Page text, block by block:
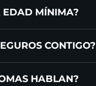
EDAD MÍNIMA?
CONTIGO?
HABLAN?